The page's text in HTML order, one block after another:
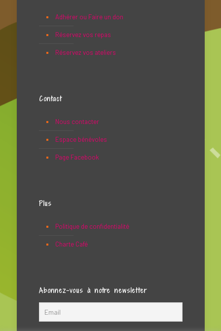
Adhérer ou Faire un don
Réservez vos repas
Réservez vos ateliers
Contact
Nous contacter
Espace bénévoles
Page Facebook
Plus
Politique de confidentialité
Charte Café
Abonnez-vous à notre newsletter